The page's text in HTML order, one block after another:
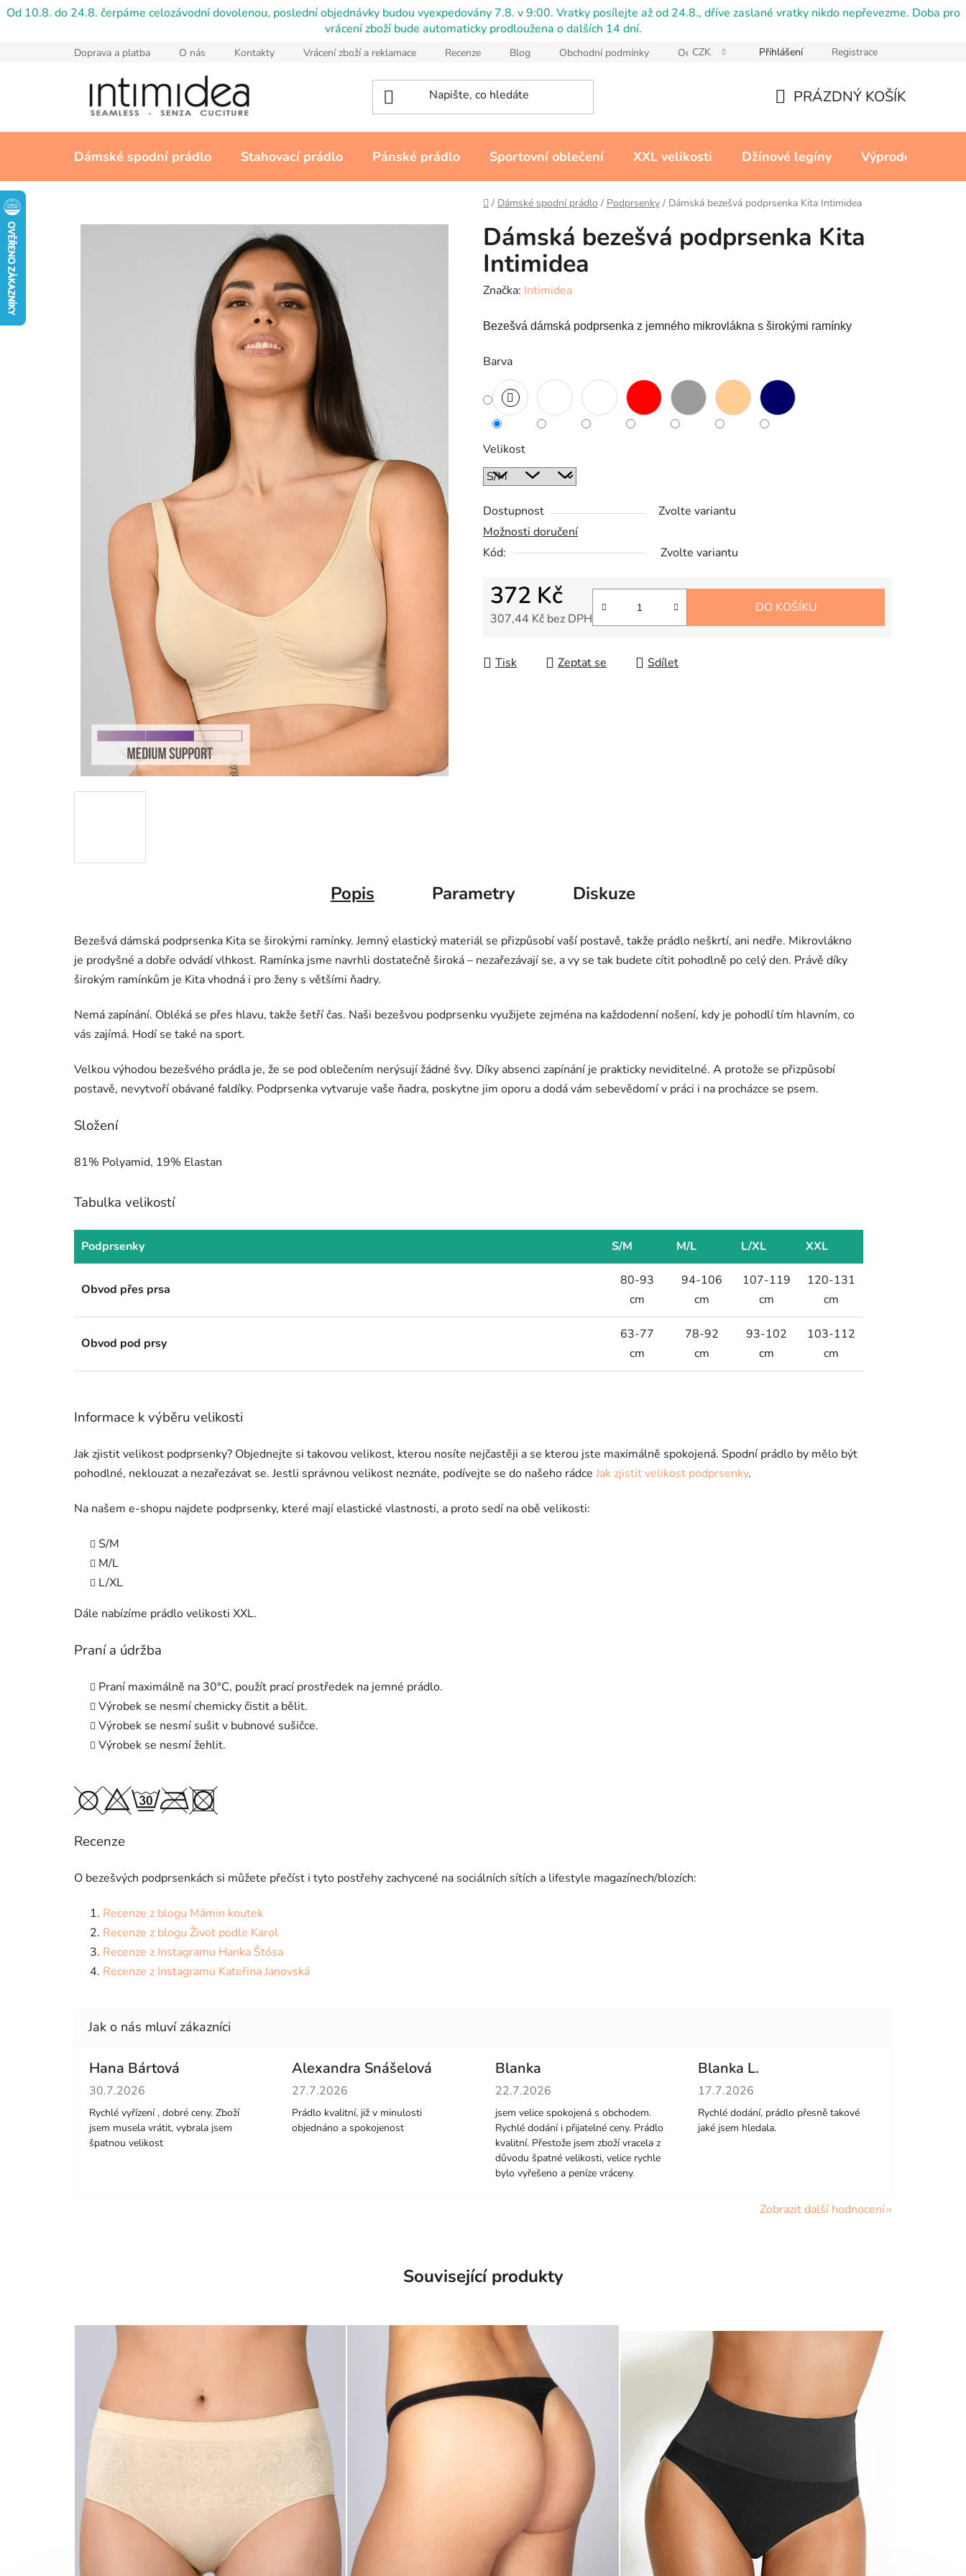
Přejít
Od 10.8. do 24.8. čerpáme celozávodní dovolenou, poslední objednávky budou vyexpedovány 7.8. v 9:00. Vratky posílejte až od 24.8., dříve zaslané vratky nikdo nepřevezme. Doba pro
vrácení zboží bude automaticky prodloužena o dalších 14 dní.
Doprava a platba O nás Kontakty Vrácení zboží a reklamace Recenze Blog Obchodní podmínky Ochrana osobních údajů Reklamační řád
CZK Přihlášení Registrace
KOŠÍK
PRÁZDNÝ KOŠÍK
Dámské spodní prádlo Stahovací prádlo Pánské prádlo Sportovní oblečení XXL velikosti Džínové legíny Výprodej
Domů
/ Dámské spodní prádlo / Podprsenky / Dámská bezešvá podprsenka Kita Intimidea
Dámská bezešvá podprsenka Kita
Intimidea
Značka: Intimidea
Bezešvá dámská podprsenka z jemného mikrovlákna s širokými ramínky
Barva
Velikost
Dostupnost
Zvolte variantu
Možnosti doručení
Kód:
Zvolte variantu
372 Kč
307,44 Kč bez DPH
DO KOŠÍKU
Tisk Zeptat se Sdílet
Popis Parametry Diskuze
Bezešvá dámská podprsenka Kita se širokými ramínky. Jemný elastický materiál se přizpůsobí vaší postavě, takže prádlo neškrtí, ani nedře. Mikrovlákno
je prodyšné a dobře odvádí vlhkost. Ramínka jsme navrhli dostatečně široká – nezařezávají se, a vy se tak budete cítit pohodlně po celý den. Právě díky
širokým ramínkům je Kita vhodná i pro ženy s většími ňadry.
Nemá zapínání. Obléká se přes hlavu, takže šetří čas. Naši bezešvou podprsenku využijete zejména na každodenní nošení, kdy je pohodlí tím hlavním, co
vás zajímá. Hodí se také na sport.
Velkou výhodou bezešvého prádla je, že se pod oblečením nerýsují žádné švy. Díky absenci zapínání je prakticky neviditelné. A protože se přizpůsobí
postavě, nevytvoří obávané faldíky. Podprsenka vytvaruje vaše ňadra, poskytne jim oporu a dodá vám sebevědomí v práci i na procházce se psem.
Složení
81% Polyamid, 19% Elastan
Tabulka velikostí
Podprsenky S/M M/L L/XL XXL
Obvod přes prsa
80-93
cm
94-106
cm
107-119
cm
120-131
cm
Obvod pod prsy
63-77
cm
78-92
cm
93-102
cm
103-112
cm
Informace k výběru velikosti
Jak zjistit velikost podprsenky? Objednejte si takovou velikost, kterou nosíte nejčastěji a se kterou jste maximálně spokojená. Spodní prádlo by mělo být
pohodlné, neklouzat a nezařezávat se. Jestli správnou velikost neznáte, podívejte se do našeho rádce Jak zjistit velikost podprsenky.
Na našem e-shopu najdete podprsenky, které mají elastické vlastnosti, a proto sedí na obě velikosti:
S/M
M/L
L/XL
Dále nabízíme prádlo velikosti XXL.
Praní a údržba
Praní maximálně na 30°C, použít prací prostředek na jemné prádlo.
Výrobek se nesmí chemicky čistit a bělit.
Výrobek se nesmí sušit v bubnové sušičce.
Výrobek se nesmí žehlit.
Recenze
O bezešvých podprsenkách si můžete přečíst i tyto postřehy zachycené na sociálních sítích a lifestyle magazínech/blozích:
Recenze z blogu Mámin koutek
Recenze z blogu Život podle Karol
Recenze z Instagramu Hanka Štósa
Recenze z Instagramu Kateřina Janovská
Hana Bártová
Hodnocení obchodu je 4 z 5 hvězdiček.
30.7.2026
Rychlé vyřízení , dobré ceny. Zboží
jsem musela vrátit, vybrala jsem
špatnou velikost
Alexandra Snášelová
Hodnocení obchodu je 5 z 5 hvězdiček.
27.7.2026
Prádlo kvalitní, již v minulosti
objednáno a spokojenost
Blanka
Hodnocení obchodu je 5 z 5 hvězdiček.
22.7.2026
jsem velice spokojená s obchodem.
Rychlé dodání i přijatelné ceny. Prádlo
kvalitní. Přestože jsem zboží vracela z
důvodu špatné velikosti, velice rychle
bylo vyřešeno a peníze vráceny.
Blanka L.
Hodnocení obchodu je 5 z 5 hvězdiček.
17.7.2026
Rychlé dodání, prádlo přesně takové
jaké jsem hledala.
Zobrazit další hodnocení
Související produkty